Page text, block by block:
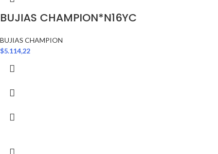
BUJIAS CHAMPION*N16YC
BUJIAS CHAMPION
$5.114,22